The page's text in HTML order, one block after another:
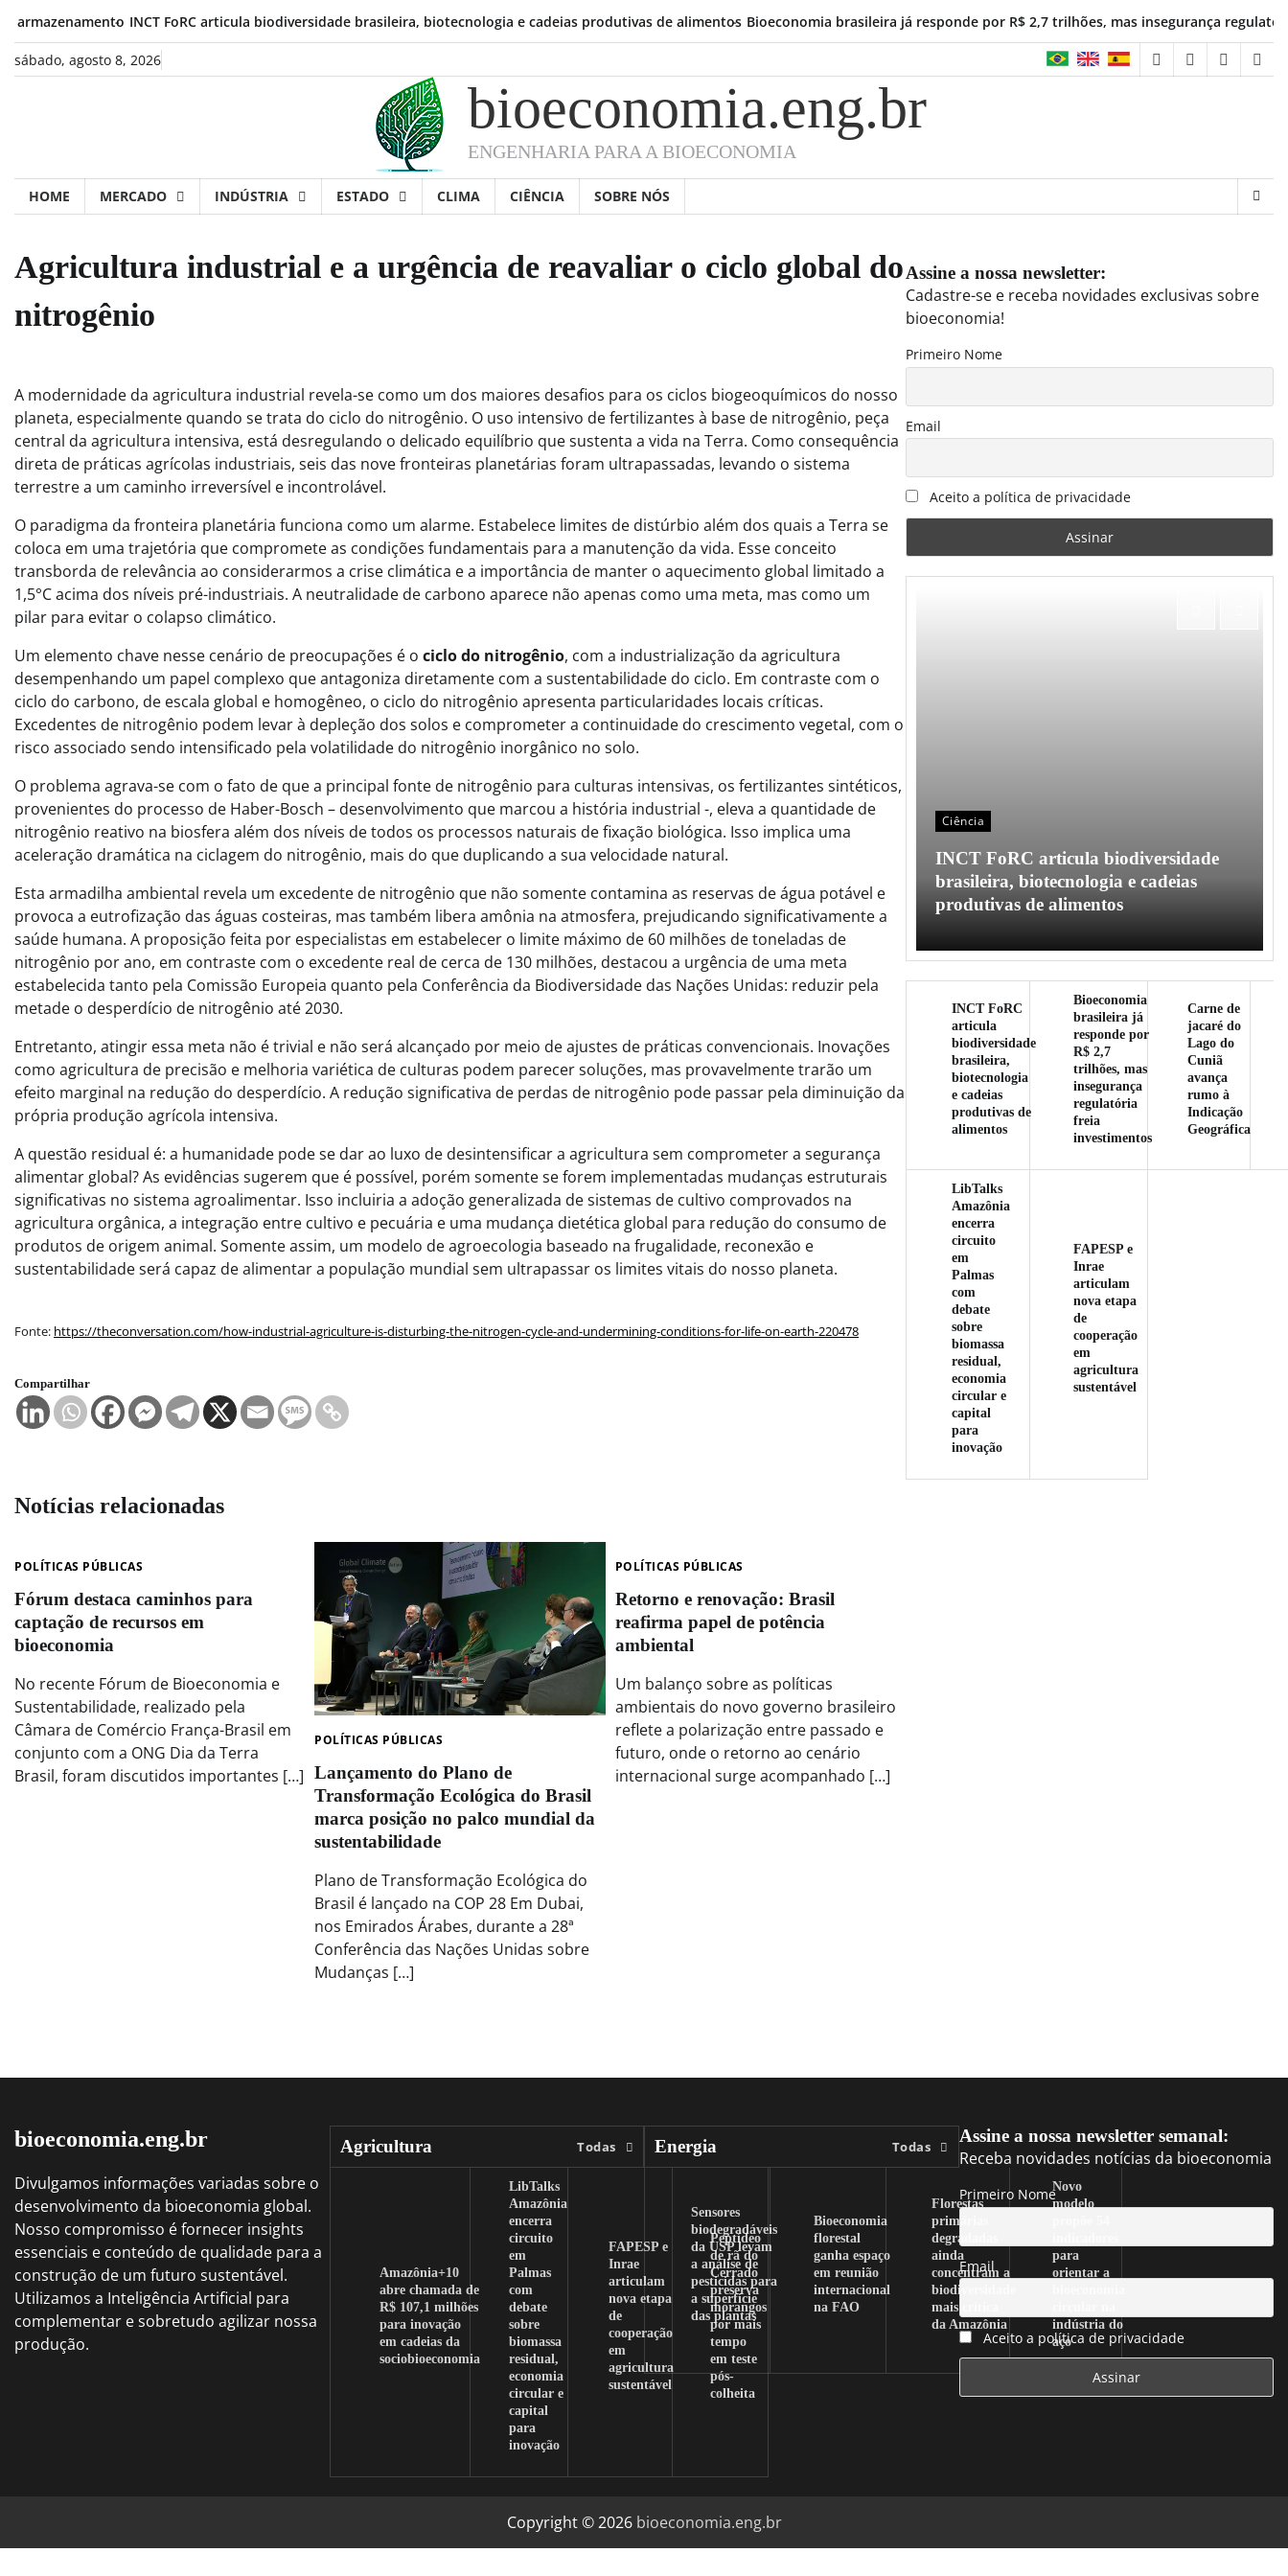
content
INCT FoRC articula biodiversidade brasileira, biotecnologia e cadeias produtivas de alimentos Bioeconomia brasileira já responde por R$ 2,7 trilhões, mas insegurança regulatória freia
sábado, agosto 8, 2026 facebookinstagram
linkedin
bioeconomia.eng.br
ENGENHARIA PARA A BIOECONOMIA
HOME MERCADO INDÚSTRIA ESTADO CLIMA CIÊNCIA SOBRE NÓS
Agricultura industrial e a urgência de reavaliar o ciclo global do
nitrogênio
A modernidade da agricultura industrial revela-se como um dos maiores desafios para os ciclos biogeoquímicos do nosso
planeta, especialmente quando se trata do ciclo do nitrogênio. O uso intensivo de fertilizantes à base de nitrogênio, peça
central da agricultura intensiva, está desregulando o delicado equilíbrio que sustenta a vida na Terra. Como consequência
direta de práticas agrícolas industriais, seis das nove fronteiras planetárias foram ultrapassadas, levando o sistema
terrestre a um caminho irreversível e incontrolável.
O paradigma da fronteira planetária funciona como um alarme. Estabelece limites de distúrbio além dos quais a Terra se
coloca em uma trajetória que compromete as condições fundamentais para a manutenção da vida. Esse conceito
transborda de relevância ao considerarmos a crise climática e a importância de manter o aquecimento global limitado a
1,5°C acima dos níveis pré-industriais. A neutralidade de carbono aparece não apenas como uma meta, mas como um
pilar para evitar o colapso climático.
Um elemento chave nesse cenário de preocupações é o ciclo do nitrogênio, com a industrialização da agricultura
desempenhando um papel complexo que antagoniza diretamente com a sustentabilidade do ciclo. Em contraste com o
ciclo do carbono, de escala global e homogêneo, o ciclo do nitrogênio apresenta particularidades locais críticas.
Excedentes de nitrogênio podem levar à depleção dos solos e comprometer a continuidade do crescimento vegetal, com o
risco associado sendo intensificado pela volatilidade do nitrogênio inorgânico no solo.
O problema agrava-se com o fato de que a principal fonte de nitrogênio para culturas intensivas, os fertilizantes sintéticos,
provenientes do processo de Haber-Bosch – desenvolvimento que marcou a história industrial -, eleva a quantidade de
nitrogênio reativo na biosfera além dos níveis de todos os processos naturais de fixação biológica. Isso implica uma
aceleração dramática na ciclagem do nitrogênio, mais do que duplicando a sua velocidade natural.
Esta armadilha ambiental revela um excedente de nitrogênio que não somente contamina as reservas de água potável e
provoca a eutrofização das águas costeiras, mas também libera amônia na atmosfera, prejudicando significativamente a
saúde humana. A proposição feita por especialistas em estabelecer o limite máximo de 60 milhões de toneladas de
nitrogênio por ano, em contraste com o excedente real de cerca de 130 milhões, destacou a urgência de uma meta
estabelecida tanto pela Comissão Europeia quanto pela Conferência da Biodiversidade das Nações Unidas: reduzir pela
metade o desperdício de nitrogênio até 2030.
Entretanto, atingir essa meta não é trivial e não será alcançado por meio de ajustes de práticas convencionais. Inovações
como agricultura de precisão e melhoria variética de culturas podem parecer soluções, mas provavelmente trarão um
efeito marginal na redução do desperdício. A redução significativa de perdas de nitrogênio pode passar pela diminuição da
própria produção agrícola intensiva.
A questão residual é: a humanidade pode se dar ao luxo de desintensificar a agricultura sem comprometer a segurança
alimentar global? As evidências sugerem que é possível, porém somente se forem implementadas mudanças estruturais
significativas no sistema agroalimentar. Isso incluiria a adoção generalizada de sistemas de cultivo comprovados na
agricultura orgânica, a integração entre cultivo e pecuária e uma mudança dietética global para redução do consumo de
produtos de origem animal. Somente assim, um modelo de agroecologia baseado na frugalidade, reconexão e
sustentabilidade será capaz de alimentar a população mundial sem ultrapassar os limites vitais do nosso planeta.
Fonte: https://theconversation.com/how-industrial-agriculture-is-disturbing-the-nitrogen-cycle-and-undermining-conditions-for-life-on-earth-220478
Compartilhar
Notícias relacionadas
POLÍTICAS PÚBLICAS
Fórum destaca caminhos para
captação de recursos em
bioeconomia
No recente Fórum de Bioeconomia e
Sustentabilidade, realizado pela
Câmara de Comércio França-Brasil em
conjunto com a ONG Dia da Terra
Brasil, foram discutidos importantes […]
POLÍTICAS PÚBLICAS
Lançamento do Plano de
Transformação Ecológica do Brasil
marca posição no palco mundial da
sustentabilidade
Plano de Transformação Ecológica do
Brasil é lançado na COP 28 Em Dubai,
nos Emirados Árabes, durante a 28ª
Conferência das Nações Unidas sobre
Mudanças […]
POLÍTICAS PÚBLICAS
Retorno e renovação: Brasil
reafirma papel de potência
ambiental
Um balanço sobre as políticas
ambientais do novo governo brasileiro
reflete a polarização entre passado e
futuro, onde o retorno ao cenário
internacional surge acompanhado […]
Assine a nossa newsletter:
Cadastre-se e receba novidades exclusivas sobre
bioeconomia!
Primeiro Nome
Email
Aceito a política de privacidade
Eventos E Conferências
LibTalks Amazônia encerra circuito em
Palmas com debate sobre biomassa
para inovação
Ciência
INCT FoRC articula biodiversidade
brasileira, biotecnologia e cadeias
produtivas de alimentos
INCT FoRC
articula
biodiversidade
brasileira,
biotecnologia
e cadeias
produtivas de
alimentos
Bioeconomia
brasileira já
responde por
R$ 2,7
trilhões, mas
insegurança
regulatória
freia
investimentos
Carne de
jacaré do
Lago do
Cuniã
avança
rumo à
Indicação
Geográfica
LibTalks
Amazônia
encerra
circuito
em
Palmas
com
debate
sobre
biomassa
residual,
economia
circular e
capital
para
inovação
FAPESP e
Inrae
articulam
nova etapa
de
cooperação
em
agricultura
sustentável
bioeconomia.eng.br
Divulgamos informações variadas sobre o
desenvolvimento da bioeconomia global.
Nosso compromisso é fornecer insights
essenciais e conteúdo de qualidade para a
construção de um futuro sustentável.
Utilizamos a Inteligência Artificial para
complementar e sobretudo agilizar nossa
produção.
Agricultura Todas
Amazônia+10
abre chamada de
R$ 107,1 milhões
para inovação
em cadeias da
sociobioeconomia
LibTalks
Amazônia
encerra
circuito
em
Palmas
com
debate
sobre
biomassa
residual,
economia
circular e
capital
para
inovação
FAPESP e
Inrae
articulam
nova etapa
de
cooperação
em
agricultura
sustentável
Peptídeo
de rã do
Cerrado
preserva
morangos
por mais
tempo
em teste
pós-
colheita
Energia Todas
Sensores
biodegradáveis
da USP levam
a análise de
pesticidas para
a superfície
das plantas
Bioeconomia
florestal
ganha espaço
em reunião
internacional
na FAO
Florestas
primárias
degradadas
ainda
concentram a
biodiversidade
mais crítica
da Amazônia
Novo
modelo
para
orientar a
indústria do
aço
Assine a nossa newsletter semanal:
Receba novidades notícias da bioeconomia
Primeiro Nome
Email
Aceito a política de privacidade
Copyright © 2026 bioeconomia.eng.br